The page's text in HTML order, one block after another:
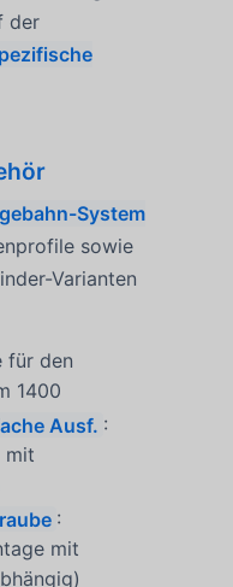
der
System
sowie
Varianten
für den
1400
Ausf. :
mit
:
mit